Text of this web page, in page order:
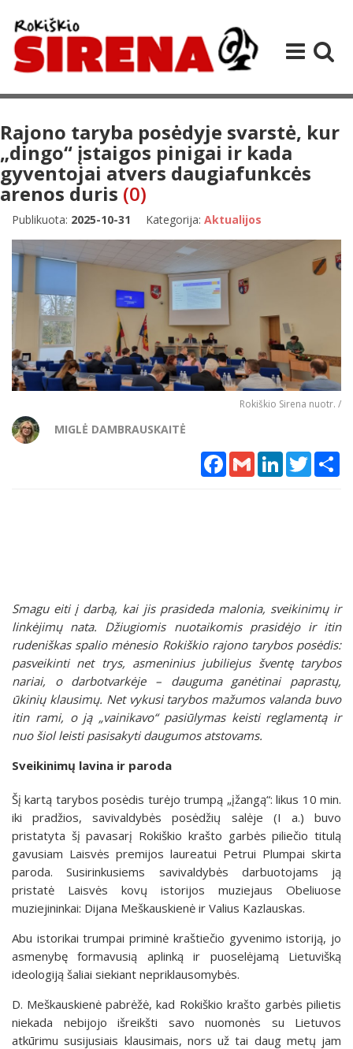
Rajono taryba posėdyje svarstė, kur
„dingo“ įstaigos pinigai ir kada
gyventojai atvers daugiafunkcės
arenos duris (0)
Publikuota: 2025-10-31 Kategorija: Aktualijos
Rokiškio Sirena nuotr. /
MIGLĖ DAMBRAUSKAITĖ
Facebook
Gmail LinkedInTwitter
Smagu eiti į darbą, kai jis prasideda malonia, sveikinimų ir
linkėjimų nata. Džiugiomis nuotaikomis prasidėjo ir itin
rudeniškas spalio mėnesio Rokiškio rajono tarybos posėdis:
pasveikinti net trys, asmeninius jubiliejus šventę tarybos
nariai, o darbotvarkėje – dauguma ganėtinai paprastų,
ūkinių klausimų. Net vykusi tarybos mažumos valanda buvo
itin rami, o ją „vainikavo“ pasiūlymas keisti reglamentą ir
nuo šiol leisti pasisakyti daugumos atstovams.
Sveikinimų lavina ir paroda
Šį kartą tarybos posėdis turėjo trumpą „įžangą“: likus 10 min.
iki pradžios, savivaldybės posėdžių salėje (I a.) buvo
pristatyta šį pavasarį Rokiškio krašto garbės piliečio titulą
gavusiam Laisvės premijos laureatui Petrui Plumpai skirta
paroda. Susirinkusiems savivaldybės darbuotojams ją
pristatė Laisvės kovų istorijos muziejaus Obeliuose
muziejininkai: Dijana Meškauskienė ir Valius Kazlauskas.
Abu istorikai trumpai priminė kraštiečio gyvenimo istoriją, jo
asmenybę formavusią aplinką ir puoselėjamą Lietuvišką
ideologiją šaliai siekiant nepriklausomybės.
D. Meškauskienė pabrėžė, kad Rokiškio krašto garbės pilietis
niekada nebijojo išreikšti savo nuomonės su Lietuvos
atkūrimu susijusiais klausimais, nors už tai daug metų jam